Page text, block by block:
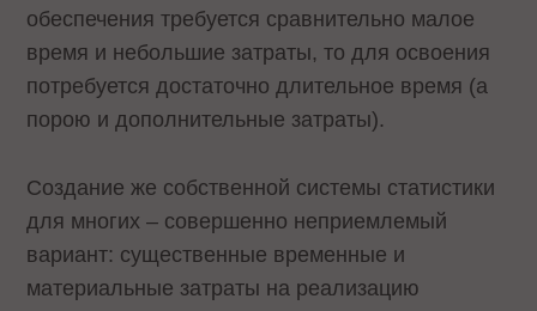
обеспечения требуется сравнительно малое
время и небольшие затраты, то для освоения
потребуется достаточно длительное время (а
порою и дополнительные затраты).
Создание же собственной системы статистики
для многих – совершенно неприемлемый
вариант: существенные временные и
материальные затраты на реализацию